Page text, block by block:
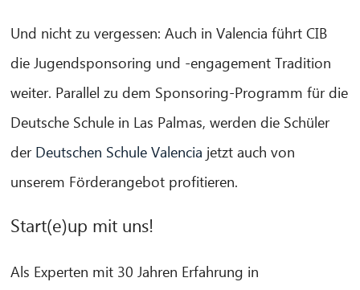
Und nicht zu vergessen: Auch in Valencia führt CIB
die Jugendsponsoring und -engagement Tradition
weiter. Parallel zu dem Sponsoring-Programm für die
Deutsche Schule in Las Palmas, werden die Schüler
der Deutschen Schule Valencia jetzt auch von
unserem Förderangebot profitieren.
Start(e)up mit uns!
Als Experten mit 30 Jahren Erfahrung in